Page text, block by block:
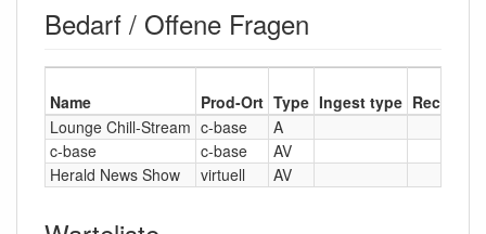
Bedarf / Offene Fragen
Name Prod-Ort Type Ingest type
Lounge Chill-Stream c-base
A
c-base
c-base
AV
Herald News Show
virtuell AV